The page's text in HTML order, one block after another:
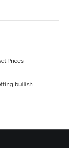
Prices
bullish